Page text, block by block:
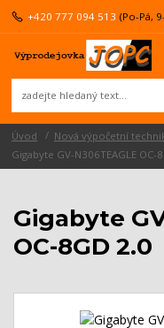
+420 777 094 513 (Po-Pá,
Úvod Nová výpočetní
Gigabyte GV-N306TEAGLE OC-
Gigabyte
OC-8GD 2.0